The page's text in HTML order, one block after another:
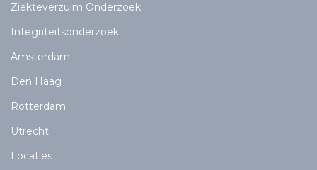
Ziekteverzuim Onderzoek
Integriteitsonderzoek
Amsterdam
Den Haag
Rotterdam
Utrecht
Locaties